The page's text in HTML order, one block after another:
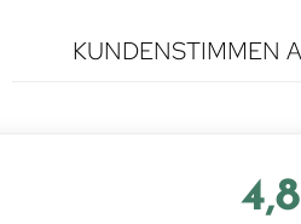
KUNDENSTIMMEN
4,8